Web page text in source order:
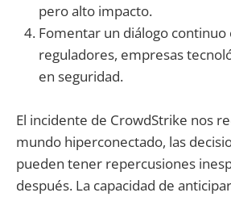
pero alto impacto.
Fomentar un diálogo continuo
reguladores, empresas
en seguridad.
El incidente de CrowdStrike nos
mundo hiperconectado, las
pueden tener repercusiones
después. La capacidad de